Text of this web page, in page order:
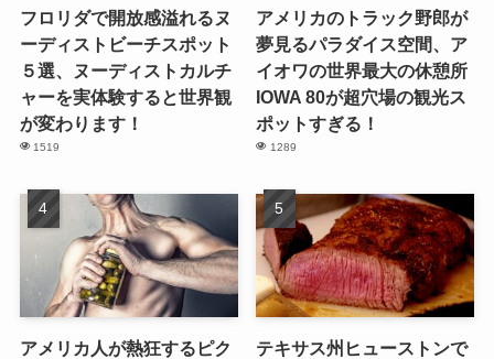
フロリダで開放感溢れるヌ
ーディストビーチスポット
５選、ヌーディストカルチ
ャーを実体験すると世界観
が変わります！
1519
アメリカのトラック野郎が
夢見るパラダイス空間、ア
イオワの世界最大の休憩所
IOWA 80が超穴場の観光ス
ポットすぎる！
1289
アメリカ人が熱狂するピク
テキサス州ヒューストンで